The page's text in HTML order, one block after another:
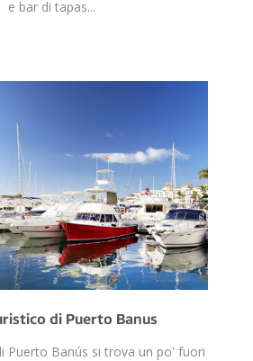
e bar di tapas...
di Puerto Banus
Puerto Banús si trova un po' fuori